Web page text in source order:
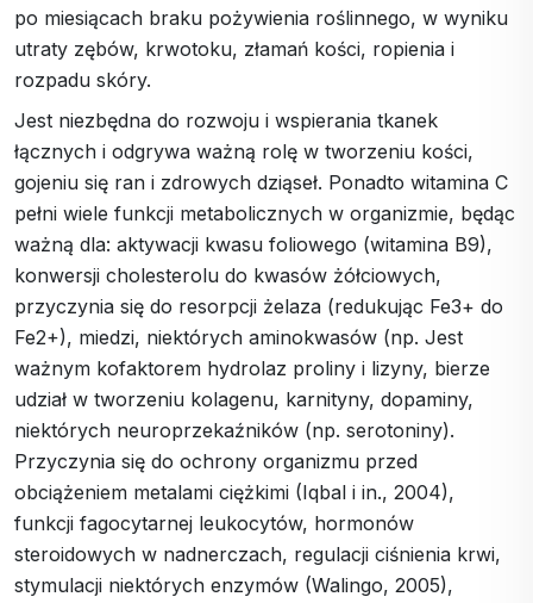
po miesiącach braku pożywienia roślinnego, w wyniku
utraty zębów, krwotoku, złamań kości, ropienia i
rozpadu skóry.
Jest niezbędna do rozwoju i wspierania tkanek
łącznych i odgrywa ważną rolę w tworzeniu kości,
gojeniu się ran i zdrowych dziąseł. Ponadto witamina C
pełni wiele funkcji metabolicznych w organizmie, będąc
ważną dla: aktywacji kwasu foliowego (witamina B9),
konwersji cholesterolu do kwasów żółciowych,
przyczynia się do resorpcji żelaza (redukując Fe3+ do
Fe2+), miedzi, niektórych aminokwasów (np. Jest
ważnym kofaktorem hydrolaz proliny i lizyny, bierze
udział w tworzeniu kolagenu, karnityny, dopaminy,
niektórych neuroprzekaźników (np. serotoniny).
Przyczynia się do ochrony organizmu przed
obciążeniem metalami ciężkimi (Iqbal i in., 2004),
funkcji fagocytarnej leukocytów, hormonów
steroidowych w nadnerczach, regulacji ciśnienia krwi,
stymulacji niektórych enzymów (Walingo, 2005),